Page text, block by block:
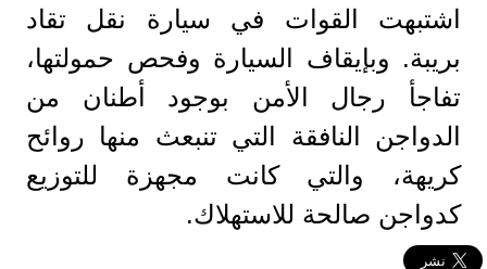
اشتبهت القوات في سيارة نقل تقاد
بريبة. وبإيقاف السيارة وفحص حمولتها،
تفاجأ رجال الأمن بوجود أطنان من
الدواجن النافقة التي تنبعث منها روائح
كريهة، والتي كانت مجهزة للتوزيع
كدواجن صالحة للاستهلاك.